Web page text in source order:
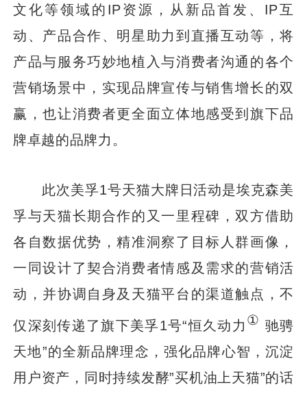
文化等领域的IP资源，从新品首发、IP互
动、产品合作、明星助力到直播互动等，将
产品与服务巧妙地植入与消费者沟通的各个
营销场景中，实现品牌宣传与销售增长的双
赢，也让消费者更全面立体地感受到旗下品
牌卓越的品牌力。
此次美孚1号天猫大牌日活动是埃克森美
孚与天猫长期合作的又一里程碑，双方借助
各自数据优势，精准洞察了目标人群画像，
一同设计了契合消费者情感及需求的营销活
动，并协调自身及天猫平台的渠道触点，不
仅深刻传递了旗下美孚1号“恒久动力 ① 驰骋
天地”的全新品牌理念，强化品牌心智，沉淀
用户资产，同时持续发酵”买机油上天猫”的话